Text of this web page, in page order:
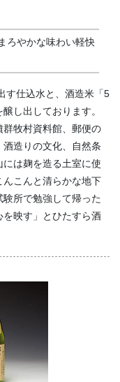
ろやかな味わい軽快
す仕込水と、酒造米「5
し出しております。
牧村資料館、郵便の
造りの文化、自然条
は麹を造る土室に使
んこんと清らかな地下
所で勉強して帰った
映す」とひたすら酒